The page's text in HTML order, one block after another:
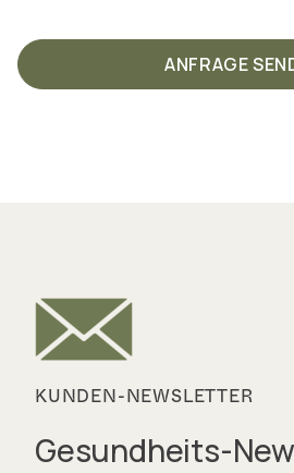
ANFRAGE
KUNDEN-NEWSLETTER
Gesundheits-